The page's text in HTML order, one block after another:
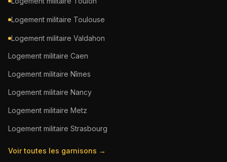
Logement militaire Toulouse
Logement militaire Valdahon
Logement militaire Caen
Logement militaire Nîmes
Logement militaire Nancy
Logement militaire Metz
Logement militaire Strasbourg
Voir toutes les garnisons →